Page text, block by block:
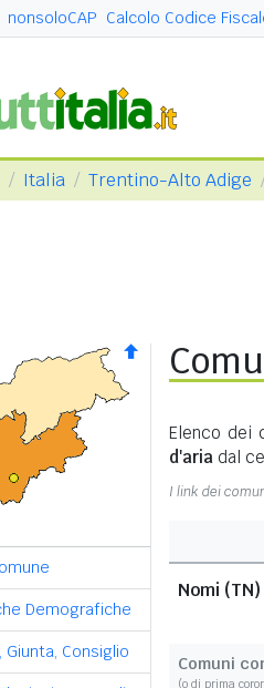
nonsoloCAP Calcolo Codice
Italia Trentino-Alto Adige
Demografiche
Giunta, Consiglio
Elenco dei
d'aria dal
I link dei
Nomi (TN)
Comuni
(o di prima